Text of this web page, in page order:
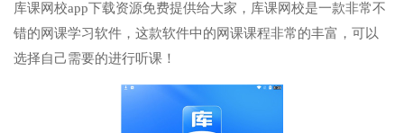
库课网校app下载资源免费提供给大家，库课网校是一款非常不
错的网课学习软件，这款软件中的网课课程非常的丰富，可以
选择自己需要的进行听课！